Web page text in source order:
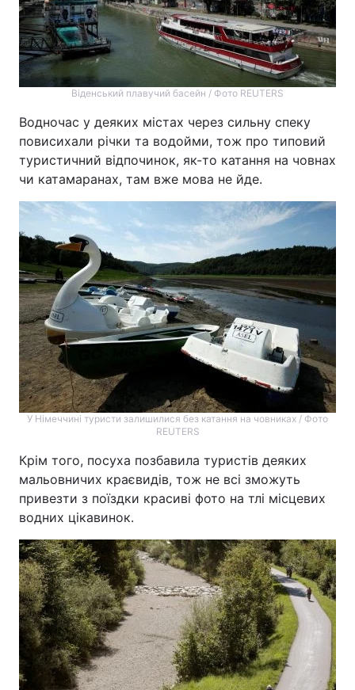
Віденський плавучий басейн / Фото REUTERS
Водночас у деяких містах через сильну спеку
повисихали річки та водойми, тож про типовий
туристичний відпочинок, як-то катання на човнах
чи катамаранах, там вже мова не йде.
У Німеччині туристи залишилися без катання на човниках / Фото
REUTERS
Крім того, посуха позбавила туристів деяких
мальовничих краєвидів, тож не всі зможуть
привезти з поїздки красиві фото на тлі місцевих
водних цікавинок.